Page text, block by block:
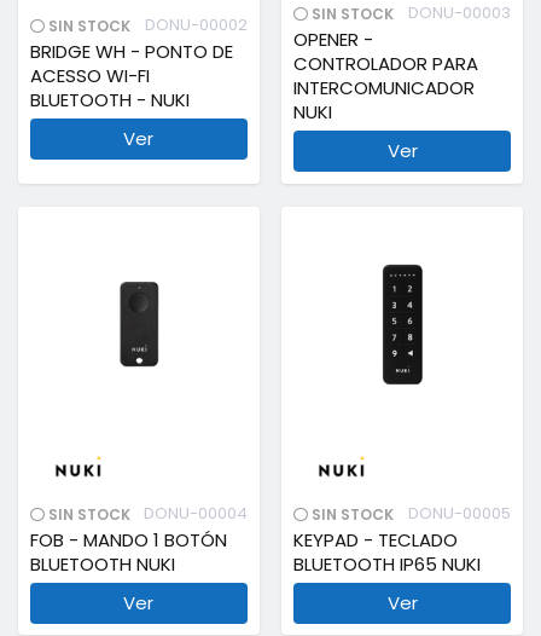
SIN STOCK DONU-00002
BRIDGE WH - PONTO DE
ACESSO WI-FI
BLUETOOTH - NUKI
Ver
SIN STOCK DONU-00003
OPENER -
CONTROLADOR PARA
INTERCOMUNICADOR
NUKI
Ver
SIN STOCK DONU-00004
FOB - MANDO 1 BOTÓN
BLUETOOTH NUKI
Ver
SIN STOCK DONU-00005
KEYPAD - TECLADO
BLUETOOTH IP65 NUKI
Ver